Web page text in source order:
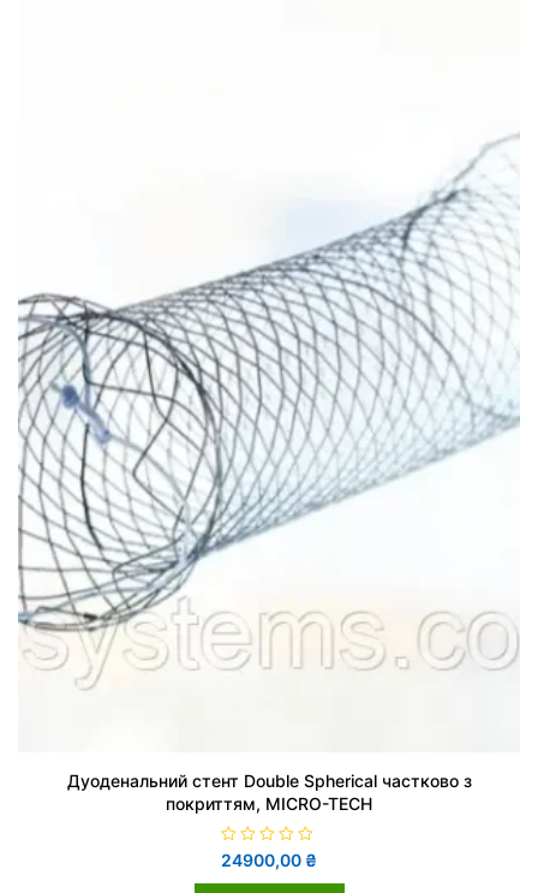
Дуоденальний стент Double Spherical частково з
покриттям, MICRO-TECH
О
ц
і
24900,00 ₴